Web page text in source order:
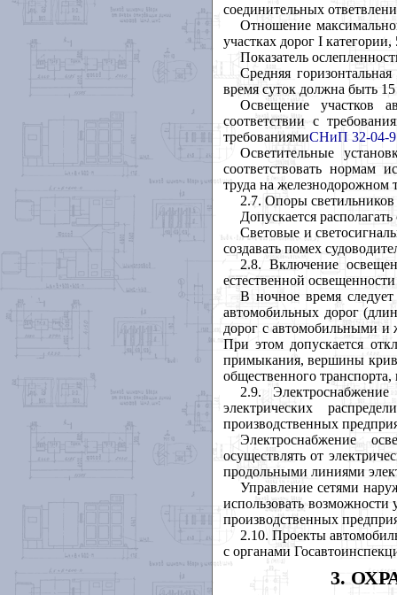
соединительных
Отношение
участках дорог I категории,
Показатель
Средняя
время суток должна быть
Освещение участков
соответствии с
требованиямиСНиП 32-04-
Осветительные
соответствовать нормам
труда на железнодорожном
2.7. Опоры светильников
Допускается
Световые и
создавать помех
2.8. Включение
естественной
В ночное время
автомобильных дорог
дорог с автомобильными и
При этом допускается
примыкания, вершины
общественного
2.9.
электрических
производственных
Электроснабжение
осуществлять от
продольными линиями
Управление сетями
использовать
производственных
2.10. Проекты
с органами
3.